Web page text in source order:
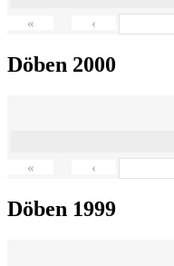
« ‹
Döben 2000
« ‹
Döben 1999